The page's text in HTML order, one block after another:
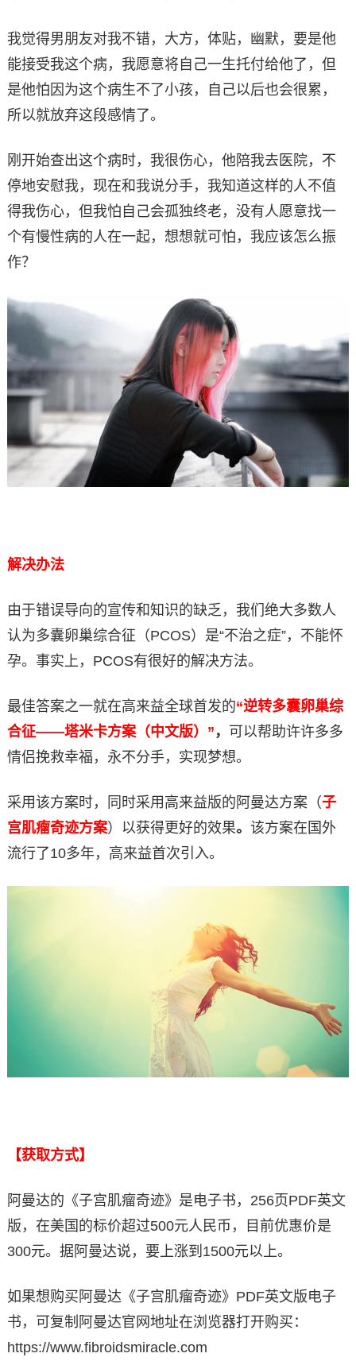
我觉得男朋友对我不错，大方，体贴，幽默，要是他
能接受我这个病，我愿意将自己一生托付给他了，但
是他怕因为这个病生不了小孩，自己以后也会很累，
所以就放弃这段感情了。
刚开始查出这个病时，我很伤心，他陪我去医院，不
停地安慰我，现在和我说分手，我知道这样的人不值
得我伤心，但我怕自己会孤独终老，没有人愿意找一
个有慢性病的人在一起，想想就可怕，我应该怎么振
作？
解决办法
由于错误导向的宣传和知识的缺乏，我们绝大多数人
认为多囊卵巢综合征（PCOS）是“不治之症”，不能怀
孕。事实上，PCOS有很好的解决方法。
最佳答案之一就在高来益全球首发的“逆转多囊卵巢综
合征——塔米卡方案（中文版）” ， 可以帮助许许多多
情侣挽救幸福，永不分手，实现梦想。
采用该方案时，同时采用高来益版的阿曼达方案（子
宫肌瘤奇迹方案）以获得更好的效果。 该方案在国外
流行了10多年，高来益首次引入。
【获取方式】
阿曼达的《子宫肌瘤奇迹》是电子书，256页PDF英文
版，在美国的标价超过500元人民币，目前优惠价是
300元。据阿曼达说，要上涨到1500元以上。
如果想购买阿曼达《子宫肌瘤奇迹》PDF英文版电子
书，可复制阿曼达官网地址在浏览器打开购买：
https://www.fibroidsmiracle.com